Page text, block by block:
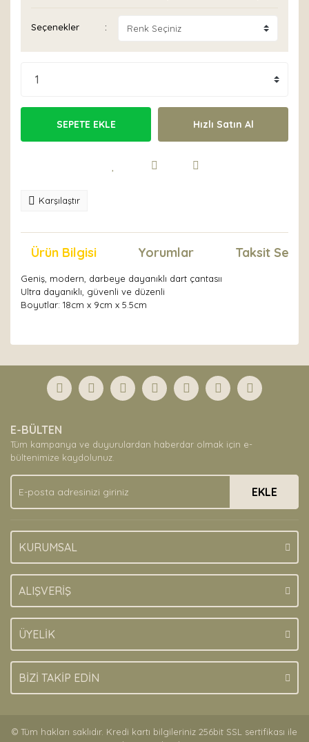
Seçenekler
SEPETE EKLE Hızlı Satın Al
Karşılaştır
Ürün Bilgisi Yorumlar Taksit
Geniş, modern, darbeye dayanıklı dart çantasıı
Ultra dayanıklı, güvenli ve düzenli
Boyutlar: 18cm x 9cm x 5.5cm
Yorum Yaz
formunu kullanarak tarafımıza iletebilirsiniz.
Görüş ve önerileriniz için teşekkür ederiz.
Ürün açıklamasında eksik bilgiler bulunuyor.
Ürün bilgilerinde hatalar bulunuyor.
Ürün fiyatı diğer sitelerden daha pahalı.
Bu ürüne benzer farklı alternatifler olmalı.
E-BÜLTEN
Tüm kampanya ve duyurulardan haberdar olmak için e-
bültenimize kaydolunuz.
EKLE
KURUMSAL
ALIŞVERİŞ
ÜYELİK
BİZİ TAKİP EDİN
© Tüm hakları saklıdır. Kredi kartı bilgileriniz 256bit SSL sertifikası ile